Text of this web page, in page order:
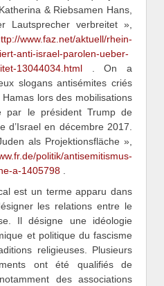
& Riebsamen Hans,
Lautsprecher verbreitet »,
www.faz.net/aktuell/rhein-
anti-israel-parolen-ueber-
13044034.html . On a
slogans antisémites criés
lors des mobilisations
par le président Trump de
d’Israel en décembre 2017.
als Projektionsfläche »,
politik/antisemitismus-
a-1405798
est un terme apparu dans
les relations entre le
Il désigne une idéologie
et politique du fascisme
religieuses. Plusieurs
ont été qualifiés de
des associations